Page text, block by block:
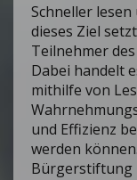
Schneller
dieses Ziel
Teilnehmer
Dabei handelt
mithilfe von
und Effizienz
werden
Bürgerstiftung